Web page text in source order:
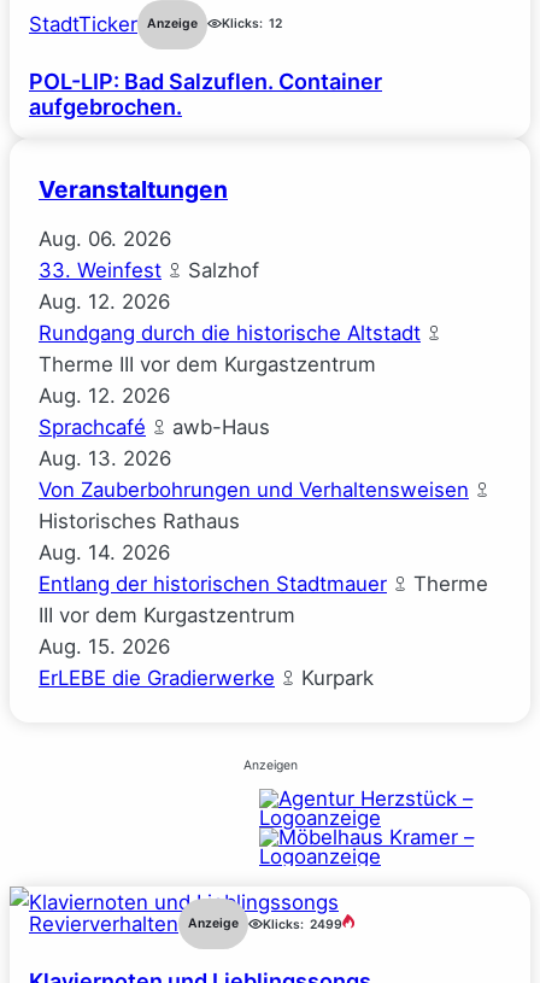
StadtTicker Anzeige Klicks: 12
POL-LIP: Bad Salzuflen. Container
aufgebrochen.
Veranstaltungen
Aug. 06. 2026
33. Weinfest
Salzhof
Aug. 12. 2026
Rundgang durch die historische Altstadt
Therme III vor dem Kurgastzentrum
Aug. 12. 2026
Sprachcafé
awb-Haus
Aug. 13. 2026
Von Zauberbohrungen und Verhaltensweisen
Historisches Rathaus
Aug. 14. 2026
Entlang der historischen Stadtmauer
Therme
III vor dem Kurgastzentrum
Aug. 15. 2026
ErLEBE die Gradierwerke
Kurpark
Anzeigen
Revierverhalten Anzeige Klicks: 2499